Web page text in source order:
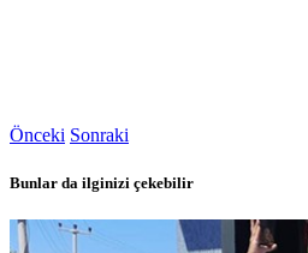
Önceki Sonraki
Bunlar da ilginizi çekebilir